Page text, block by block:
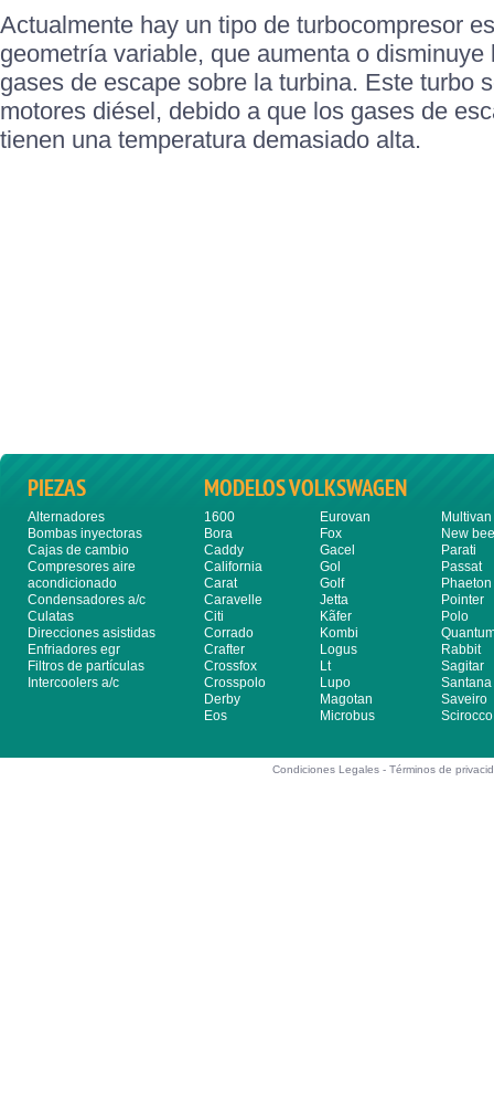
Actualmente hay un tipo de turbocompresor
geometría variable, que aumenta o
gases de escape sobre la turbina. Este turbo
motores diésel, debido a que los gases de
tienen una temperatura demasiado alta.
PIEZAS
Alternadores
Bombas inyectoras
Cajas de cambio
Compresores aire
acondicionado
Condensadores a/c
Culatas
Direcciones asistidas
Enfriadores egr
Filtros de partículas
Intercoolers a/c
MODELOS VOLKSWAGEN
1600
Bora
Caddy
California
Carat
Caravelle
Citi
Corrado
Crafter
Crossfox
Crosspolo
Derby
Eos
Eurovan
Fox
Gacel
Gol
Golf
Jetta
Kãfer
Kombi
Logus
Lt
Lupo
Magotan
Microbus
Multivan
New
Parati
Passat
Phaeton
Pointer
Polo
Rabbit
Sagitar
Santana
Saveiro
Scirocco
Condiciones Legales -Términos de